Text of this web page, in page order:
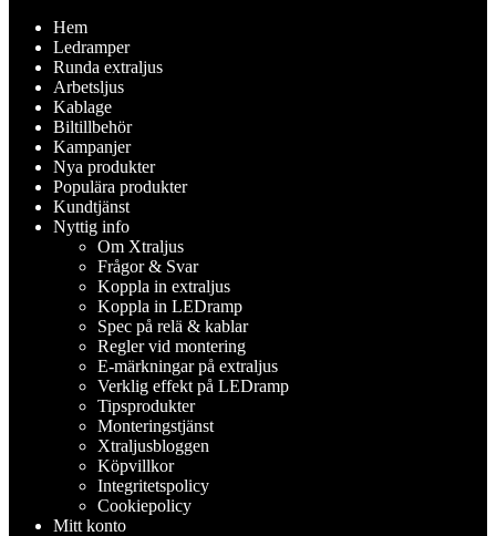
Hem
Ledramper
Runda extraljus
Arbetsljus
Kablage
Biltillbehör
Kampanjer
Nya produkter
Populära produkter
Kundtjänst
Nyttig info
Om Xtraljus
Frågor & Svar
Koppla in extraljus
Koppla in LEDramp
Spec på relä & kablar
Regler vid montering
E-märkningar på extraljus
Verklig effekt på LEDramp
Tipsprodukter
Monteringstjänst
Xtraljusbloggen
Köpvillkor
Integritetspolicy
Cookiepolicy
Mitt konto